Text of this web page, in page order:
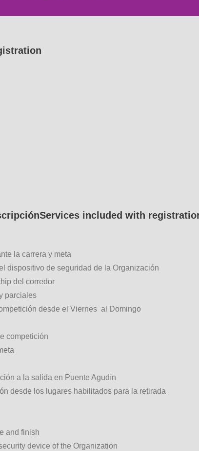
included with
la carrera y meta
dispositivo de seguridad de la Organización
del corredor
parciales
desde el Viernes al Domingo
competición
a la salida en Puente Agudín
desde los lugares habilitados para la retirada
and finish
device of the Organization